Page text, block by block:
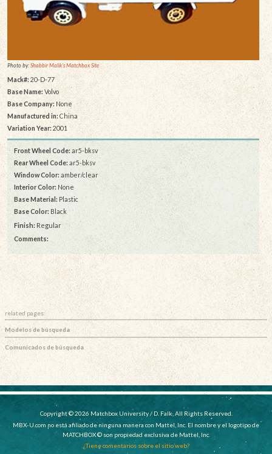
Photo by:Shabbir Malik's Matchbox Site
Mack#: 20-D-77
Base Name: Volvo
Base Company: None
Manufactured in:China
Variation Year:2001
Front Wheel Code: ar5-bksv
Rear Wheel Code:ar5-bksv
Window Color: amber/clear
Interior Color: None
Base Material: Plastic
Base Color: Black
Finish: Regular
Comments:
related pages:
Modelos de búsqueda
Comunicados de búsqueda
Copyright © 2026 Matchbox University / D. Falk, All Rights Reserved.
MBX-U.com no está afiliado de ninguna manera con Mattel, Inc. El nombre y el logotipo de
MATCHBOX © son propiedad exclusiva de Mattel, Inc.
¿Tiene comentarios sobre el sitio web?